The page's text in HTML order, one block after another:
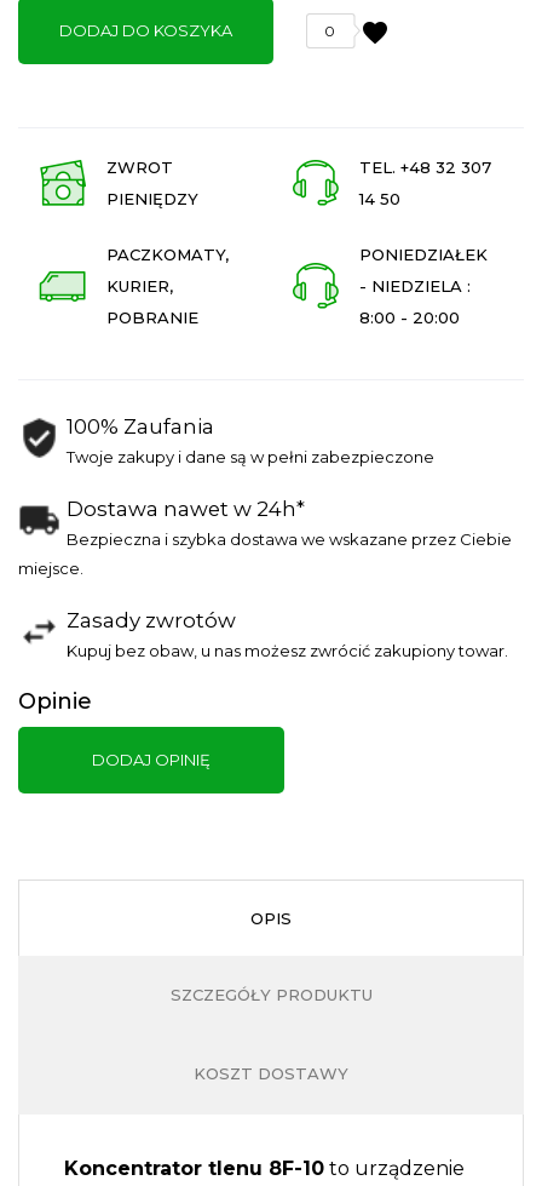
DODAJ DO KOSZYKA favorite
0
ZWROT
PIENIĘDZY
TEL. +48 32 307
14 50
PACZKOMATY,
KURIER,
POBRANIE
PONIEDZIAŁEK
- NIEDZIELA :
8:00 - 20:00
100% Zaufania
Twoje zakupy i dane są w pełni zabezpieczone
Dostawa nawet w 24h*
Bezpieczna i szybka dostawa we wskazane przez Ciebie
miejsce.
Zasady zwrotów
Kupuj bez obaw, u nas możesz zwrócić zakupiony towar.
Opinie
DODAJ OPINIĘ
OPIS
SZCZEGÓŁY PRODUKTU
KOSZT DOSTAWY
Koncentrator tlenu 8F-10 to urządzenie